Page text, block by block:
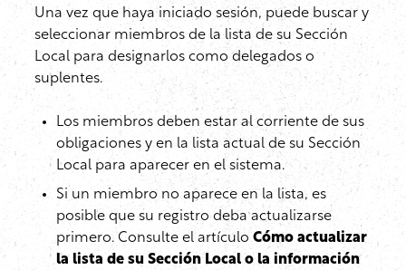
Una vez que haya iniciado sesión, puede buscar y
seleccionar miembros de la lista de su Sección
Local para designarlos como delegados o
suplentes.
Los miembros deben estar al corriente de sus
obligaciones y en la lista actual de su Sección
Local para aparecer en el sistema.
Si un miembro no aparece en la lista, es
posible que su registro deba actualizarse
primero. Consulte el artículo Cómo actualizar
la lista de su Sección Local o la información